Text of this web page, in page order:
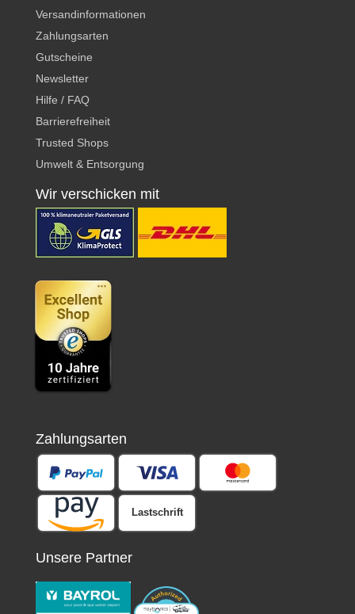
Versandinformationen
Zahlungsarten
Gutscheine
Newsletter
Hilfe / FAQ
Barrierefreiheit
Trusted Shops
Umwelt & Entsorgung
Wir verschicken mit
Zahlungsarten
Lastschrift
Unsere Partner